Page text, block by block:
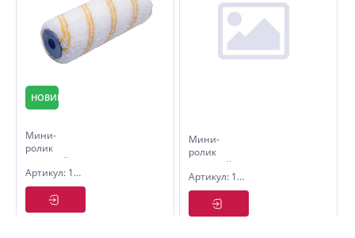
НОВИНКА
Мини-
ролик
сменный
Basic ворс
12мм
6х15х100
Nordeco
Артикул: 1536310
Мини-
ролик
сменный
Microtec
Basic ворс
12мм
6х15х150мм
Артикул: 1536515